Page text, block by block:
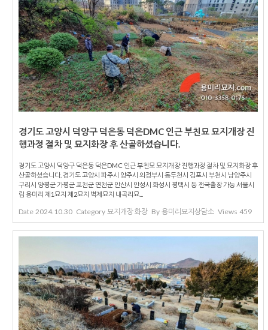
경기도 고양시 덕양구 덕은동 덕은DMC 인근 부친묘 묘지개장 진
행과정 절차 및 묘지화장 후 산골하셨습니다.
경기도 고양시 덕양구 덕은동 덕은DMC 인근 부친묘 묘지개장 진행과정 절차 및 묘지화장 후
산골하셨습니다. 경기도 고양시 파주시 양주시 의정부시 동두천시 김포시 부천시 남양주시
구리시 양평군 가평군 포천군 연천군 안산시 안성시 화성시 평택시 등 전국출장 가능 서울시
립 용미리 제1묘지 제2묘지 벽제묘지 내곡리묘...
Date 2024.10.30 Category 묘지개장 화장 By 용미리묘지상담소 Views 459